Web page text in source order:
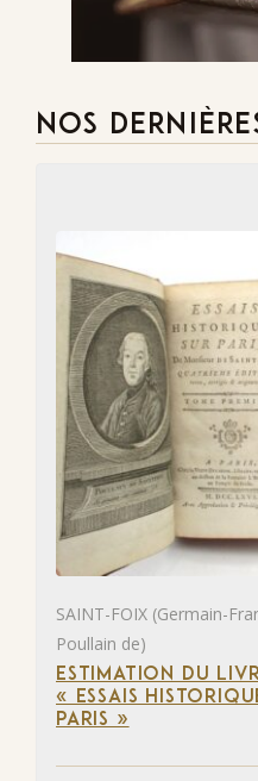
NOS
SAINT-FOIX (Germain-
Poullain de)
ESTIMATION DU
« ESSAIS
PARIS »